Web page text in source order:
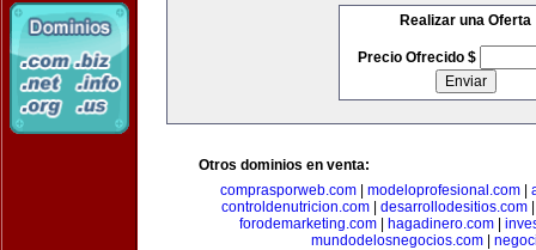
Realizar una Oferta
Precio Ofrecido $
Otros dominios en venta:
comprasporweb.com| modeloprofesional.com|
controldenutricion.com
desarrollodesitios.com
forodemarketing.com| hagadinero.com|
mundodelosnegocios.com